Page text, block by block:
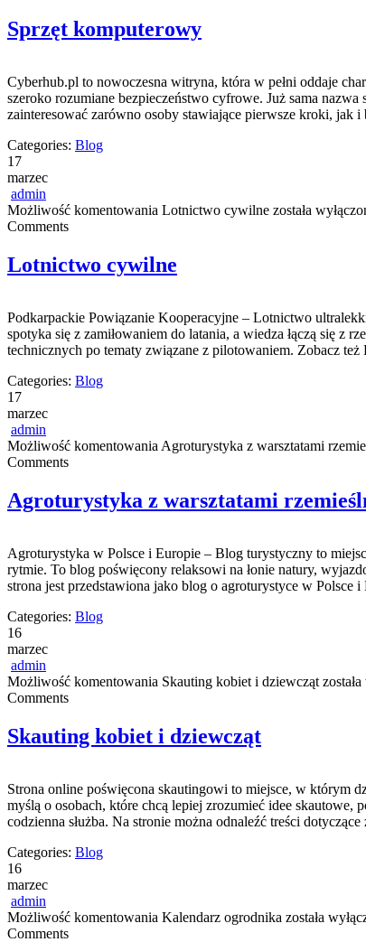
Sprzęt komputerowy
Cyberhub.pl to nowoczesna witryna, która w pełni oddaje
szeroko rozumiane bezpieczeństwo cyfrowe. Już sama
zainteresować zarówno osoby stawiające pierwsze kroki,
Categories: Blog
17
marzec
admin
Możliwość komentowania Lotnictwo cywilne została
Comments
Lotnictwo cywilne
Podkarpackie Powiązanie Kooperacyjne – Lotnictwo
spotyka się z zamiłowaniem do latania, a wiedza łączą się z
technicznych po tematy związane z pilotowaniem. Zobacz
Categories: Blog
17
marzec
admin
Możliwość komentowania Agroturystyka z warsztatami
Comments
Agroturystyka z warsztatami
Agroturystyka w Polsce i Europie – Blog turystyczny to
rytmie. To blog poświęcony relaksowi na łonie natury,
strona jest przedstawiona jako blog o agroturystyce w
Categories: Blog
16
marzec
admin
Możliwość komentowania Skauting kobiet i dziewcząt
Comments
Skauting kobiet i dziewcząt
Strona online poświęcona skautingowi to miejsce, w którym
myślą o osobach, które chcą lepiej zrozumieć idee
codzienna służba. Na stronie można odnaleźć treści
Categories: Blog
16
marzec
admin
Możliwość komentowania Kalendarz ogrodnika została
Comments